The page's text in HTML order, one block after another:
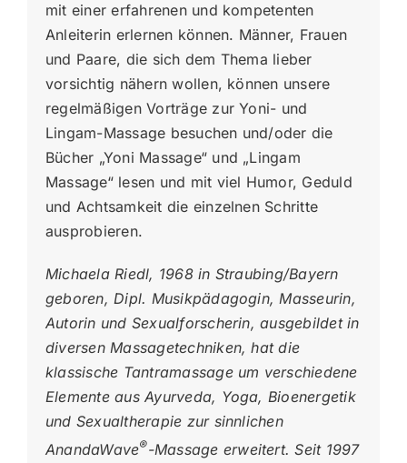
mit einer erfahrenen und kompetenten
Anleiterin erlernen können. Männer, Frauen
und Paare, die sich dem Thema lieber
vorsichtig nähern wollen, können unsere
regelmäßigen Vorträge zur Yoni- und
Lingam-Massage besuchen und/oder die
Bücher „Yoni Massage“ und „Lingam
Massage“ lesen und mit viel Humor, Geduld
und Achtsamkeit die einzelnen Schritte
ausprobieren.
Michaela Riedl, 1968 in Straubing/Bayern
geboren, Dipl. Musikpädagogin, Masseurin,
Autorin und Sexualforscherin, ausgebildet in
diversen Massagetechniken, hat die
klassische Tantramassage um verschiedene
Elemente aus Ayurveda, Yoga, Bioenergetik
und Sexualtherapie zur sinnlichen
AnandaWave®-Massage erweitert. Seit 1997